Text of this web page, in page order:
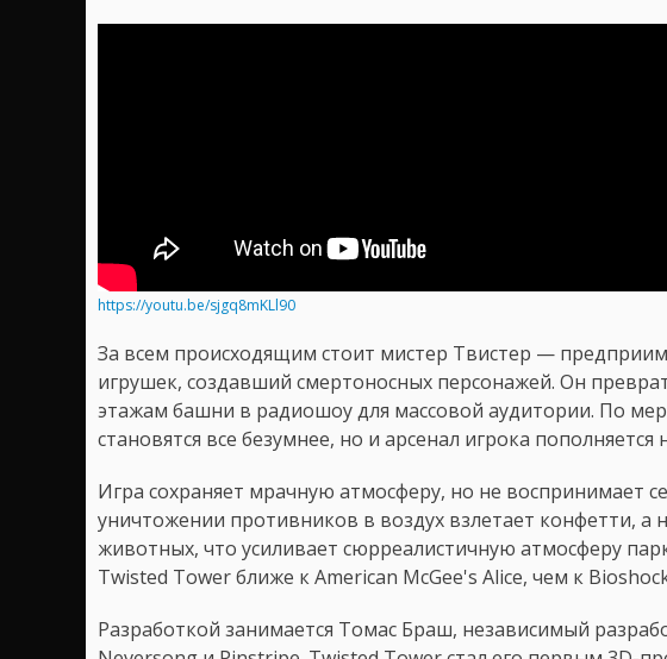
https://youtu.be/sjgq8mKLl90
За всем происходящим стоит мистер Твистер —
игрушек, создавший смертоносных персонажей. Он
этажам башни в радиошоу для массовой аудитории. По
становятся все безумнее, но и арсенал игрока
Игра сохраняет мрачную атмосферу, но не воспринимает
уничтожении противников в воздух взлетает конфетти, а
животных, что усиливает сюрреалистичную атмосферу
Twisted Tower ближе к American McGee's Alice, чем к
Разработкой занимается Томас Браш, независимый